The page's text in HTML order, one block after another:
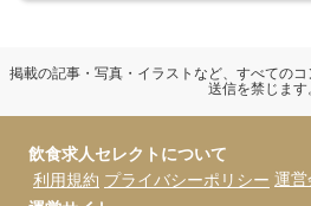
掲載の記事・写真・イラストなど、すべての
送信を禁じます
飲食求人セレクトについて
利用規約 プライバシーポリシー 運営